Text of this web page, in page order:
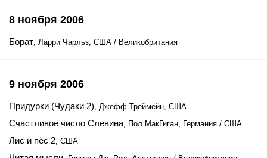
8 ноября 2006
Борат, Ларри Чарльз, США / Великобритания
9 ноября 2006
Придурки (Чудаки 2), Джефф Треймейн, США
Счастливое число Слевина, Пол МакГиган, Германия / США
Лис и пёс 2, США